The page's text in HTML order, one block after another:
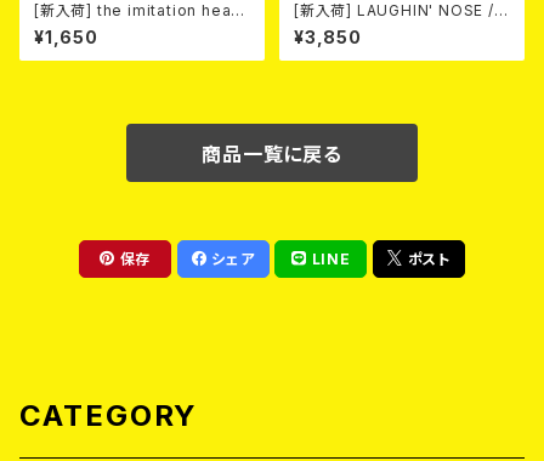
[新入荷] the imitation heart
s / City Lights Neon Heart
(7"EP)
¥1,650
[新入荷] LAUGHIN' NOSE / P
USSY FOR SALE (LP)
¥3,850
商品一覧に戻る
保存 シェア LINE ポスト
CATEGORY